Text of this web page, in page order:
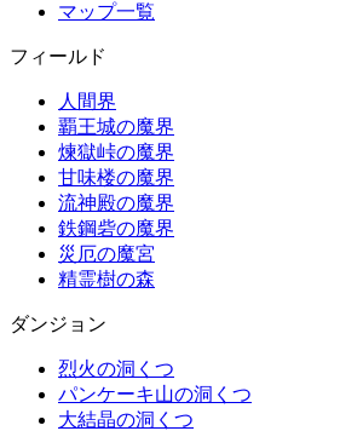
マップ一覧
フィールド
人間界
覇王城の魔界
煉獄峠の魔界
甘味楼の魔界
流神殿の魔界
鉄鋼砦の魔界
災厄の魔宮
精霊樹の森
ダンジョン
烈火の洞くつ
パンケーキ山の洞くつ
大結晶の洞くつ